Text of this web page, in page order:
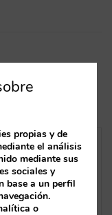
propias y de
el análisis
mediante sus
sociales y
base a un perfil
o